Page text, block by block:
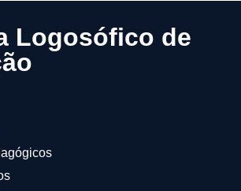
Logosófico de